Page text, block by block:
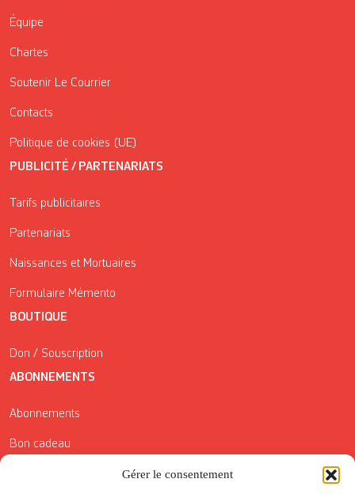
Gérer le consentement
Équipe
Chartes
Soutenir Le Courrier
Contacts
Politique de cookies (UE)
PUBLICITÉ / PARTENARIATS
Tarifs publicitaires
Partenariats
Naissances et Mortuaires
Formulaire Mémento
BOUTIQUE
Don / Souscription
ABONNEMENTS
Abonnements
Bon cadeau
Conditions générales de vente